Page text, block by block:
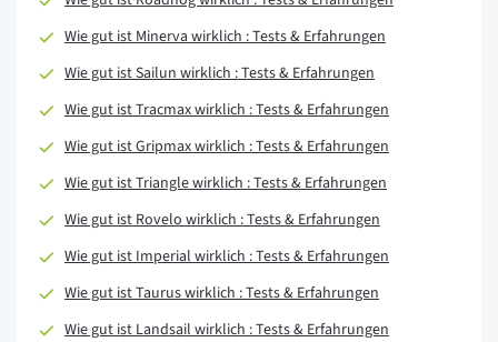
Wie gut ist Minerva wirklich : Tests & Erfahrungen
Wie gut ist Sailun wirklich : Tests & Erfahrungen
Wie gut ist Tracmax wirklich : Tests & Erfahrungen
Wie gut ist Gripmax wirklich : Tests & Erfahrungen
Wie gut ist Triangle wirklich : Tests & Erfahrungen
Wie gut ist Rovelo wirklich : Tests & Erfahrungen
Wie gut ist Imperial wirklich : Tests & Erfahrungen
Wie gut ist Taurus wirklich : Tests & Erfahrungen
Wie gut ist Landsail wirklich : Tests & Erfahrungen